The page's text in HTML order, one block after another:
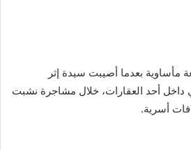
واقعة مأساوية بعدما أصيبت سيدة إثر
داخل أحد العقارات، خلال مشاجرة نشبت
أسرية.